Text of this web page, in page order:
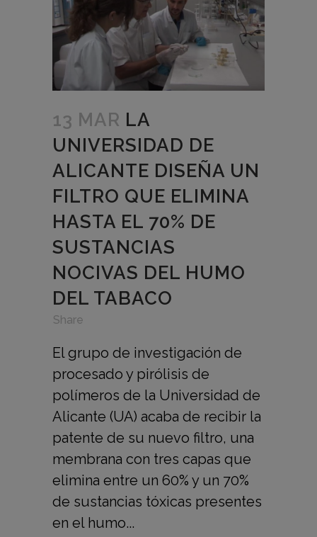
13 MAR LA
UNIVERSIDAD DE
ALICANTE DISEÑA UN
FILTRO QUE ELIMINA
HASTA EL 70% DE
SUSTANCIAS
NOCIVAS DEL HUMO
DEL TABACO
Share
El grupo de investigación de
procesado y pirólisis de
polímeros de la Universidad de
Alicante (UA) acaba de recibir la
patente de su nuevo filtro, una
membrana con tres capas que
elimina entre un 60% y un 70%
de sustancias tóxicas presentes
en el humo...